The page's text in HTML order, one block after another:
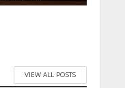
VIEW ALL POSTS